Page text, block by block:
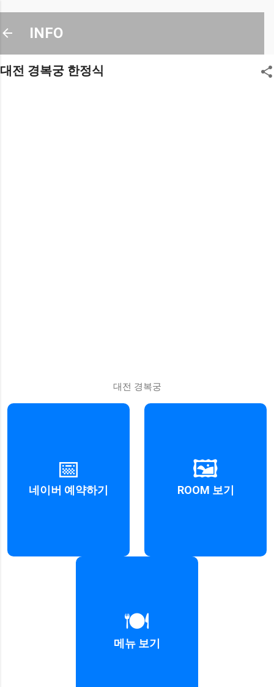
기본 콘텐츠로 건너뛰기
INFO
대전 경복궁 한정식
대전 경복궁
📅
네이버 예약하기
동합니다.
자세히 보기
🖼️
ROOM 보기
경복궁 룸 사진을 확인하세요.
자세히 보기
🍽️
메뉴 보기
경복궁의 메뉴를 확인하세요.
자세히 보기